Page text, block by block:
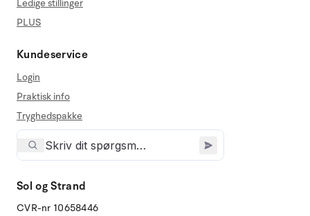
Ledige stillinger
PLUS
Kundeservice
Login
Praktisk info
Tryghedspakke
Sol og Strand
CVR-nr 10658446